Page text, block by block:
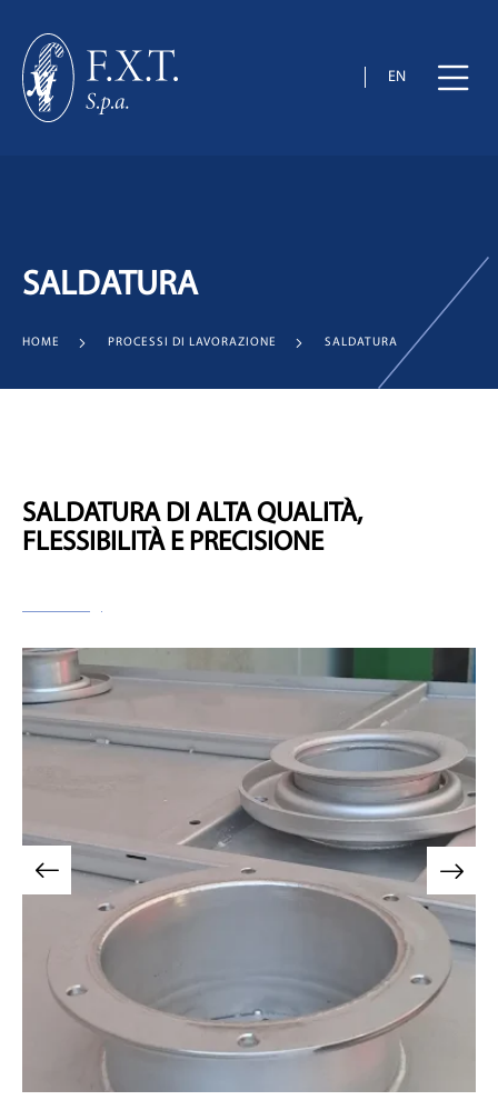
EN
SALDATURA
HOME PROCESSI DI LAVORAZIONE SALDATURA
SALDATURA DI ALTA QUALITÀ,
FLESSIBILITÀ E PRECISIONE